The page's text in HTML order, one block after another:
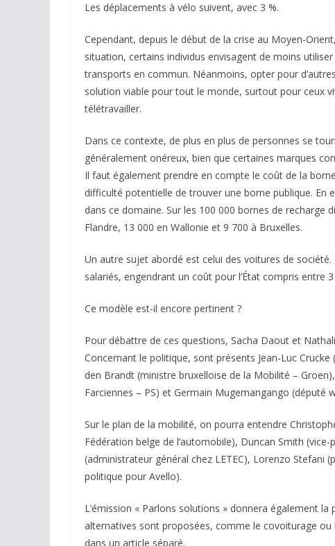
Les déplacements à vélo suivent, avec 3 %.
Cependant, depuis le début de la crise au Moyen-
situation, certains individus envisagent de moins
transports en commun. Néanmoins, opter pour
solution viable pour tout le monde, surtout pour ceux
télétravailler.
Dans ce contexte, de plus en plus de personnes se
généralement onéreux, bien que certaines marques
Il faut également prendre en compte le coût de la
difficulté potentielle de trouver une borne publique. En
dans ce domaine. Sur les 100 000 bornes de recharge
Flandre, 13 000 en Wallonie et 9 700 à Bruxelles.
Un autre sujet abordé est celui des voitures de
salariés, engendrant un coût pour l’État compris entre
Ce modèle est-il encore pertinent ?
Pour débattre de ces questions, Sacha Daout et
Concernant le politique, sont présents Jean-Luc
den Brandt (ministre bruxelloise de la Mobilité –
Farciennes – PS) et Germain Mugemangango (député
Sur le plan de la mobilité, on pourra entendre
Fédération belge de l’automobile), Duncan Smith
(administrateur général chez LETEC), Lorenzo Stefani
politique pour Avello).
L’émission « Parlons solutions » donnera également
alternatives sont proposées, comme le covoiturage
dans un article séparé.